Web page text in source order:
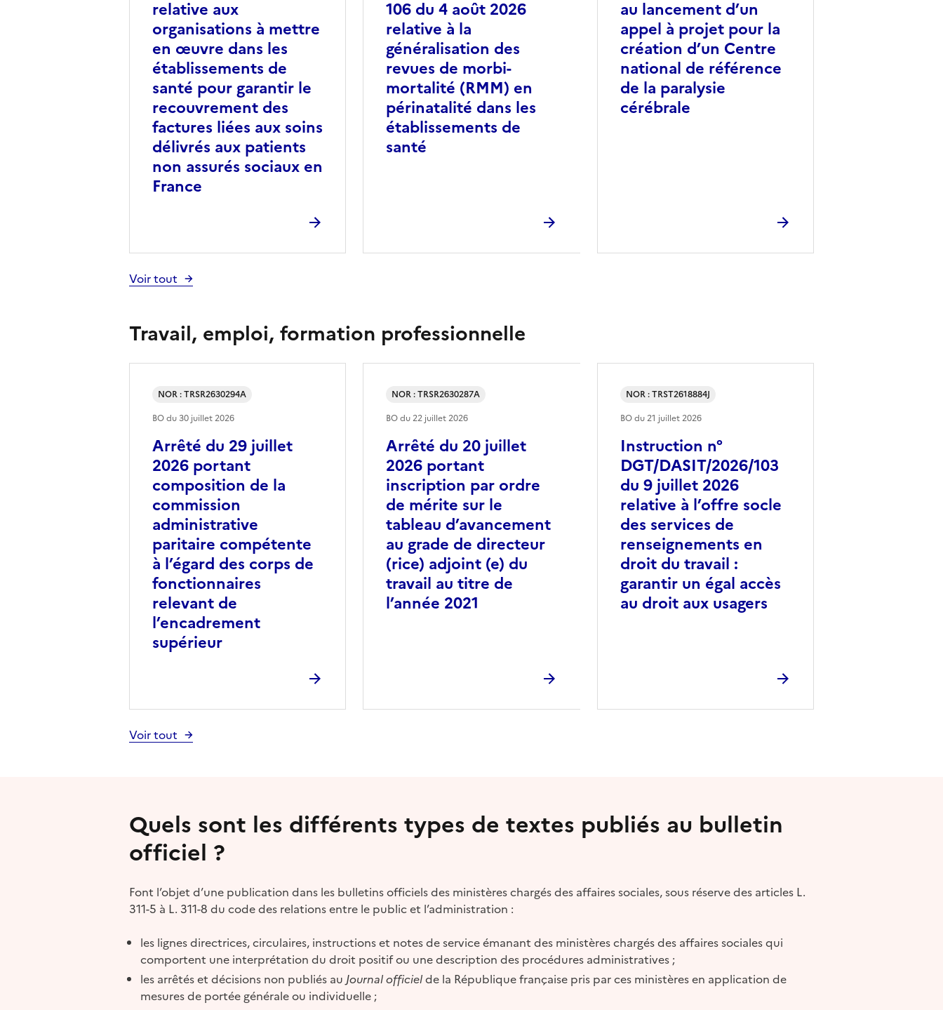
relative aux
organisations à mettre
en œuvre dans les
établissements de
santé pour garantir le
recouvrement des
factures liées aux soins
délivrés aux patients
non assurés sociaux en
France
106 du 4 août 2026
relative à la
généralisation des
revues de morbi-
mortalité (RMM) en
périnatalité dans les
établissements de
santé
au lancement d’un
appel à projet pour la
création d’un Centre
national de référence
de la paralysie
cérébrale
Voir tout
Travail, emploi, formation professionnelle
Arrêté du 29 juillet
2026 portant
composition de la
commission
administrative
paritaire compétente
à l’égard des corps de
fonctionnaires
relevant de
l’encadrement
supérieur
NOR : TRSR2630294A
BO du30 juillet 2026
Arrêté du 20 juillet
2026 portant
inscription par ordre
de mérite sur le
tableau d’avancement
au grade de directeur
(rice) adjoint (e) du
travail au titre de
l’année 2021
NOR : TRSR2630287A
BO du22 juillet 2026
Instruction n°
DGT/DASIT/2026/103
du 9 juillet 2026
relative à l’offre socle
des services de
renseignements en
droit du travail :
garantir un égal accès
au droit aux usagers
NOR : TRST2618884J
BO du21 juillet 2026
Voir tout
Quels sont les différents types de textes publiés au bulletin
officiel ?
Font l’objet d’une publication dans les bulletins officiels des ministères chargés des affaires sociales, sous réserve des articles L.
311-5 à L. 311-8 du code des relations entre le public et l’administration :
les lignes directrices, circulaires, instructions et notes de service émanant des ministères chargés des affaires sociales qui
comportent une interprétation du droit positif ou une description des procédures administratives ;
les arrêtés et décisions non publiés au Journal officielde la République française pris par ces ministères en application de
mesures de portée générale ou individuelle ;